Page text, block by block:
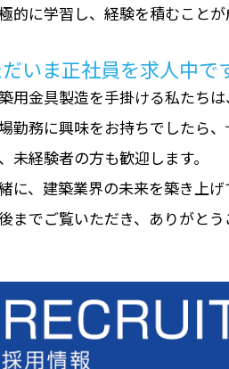
的に学習し、経験を積むことが
いま正社員を求人中で
用金具製造を手掛ける私たち
勤務に興味をお持ちでしたら
未経験者の方も歓迎します。
に、建築業界の未来を築き上げ
までご覧いただき、ありがとう